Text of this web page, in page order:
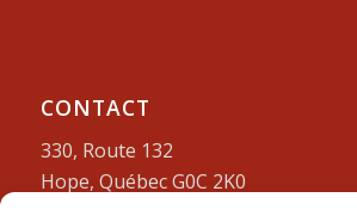
CONTACT
330, Route 132
Hope, Québec G0C 2K0